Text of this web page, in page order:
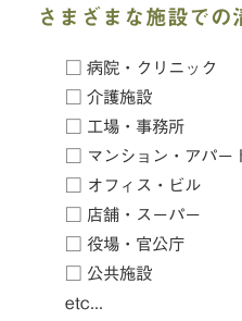
さまざまな施設での
□ 病院・クリニック
□ 介護施設
□ 工場・事務所
□ マンション・アパー
□ オフィス・ビル
□ 店舗・スーパー
□ 役場・官公庁
□ 公共施設
etc...